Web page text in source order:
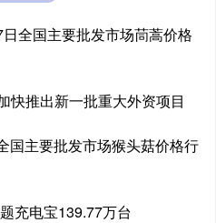
全国主要批发市场茼蒿价格
快推出新一批重大外资项目
国主要批发市场猴头菇价格行
充电宝139.77万台